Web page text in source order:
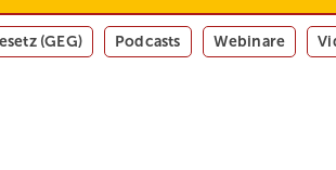
(GEG) Podcasts Webinare